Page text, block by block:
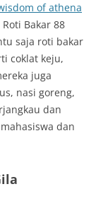
of athena
Bakar 88
saja roti bakar
coklat keju,
juga
nasi goreng,
dan
dan